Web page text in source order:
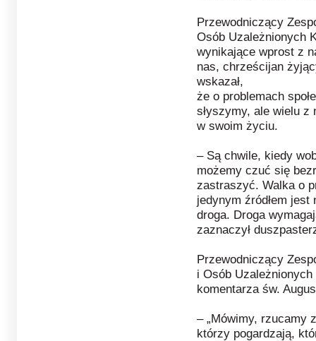
Przewodniczący
Osób Uzależnionych
wynikające wprost z
nas, chrześcijan
wskazał,
że o problemach
słyszymy, ale wielu
w swoim życiu.
– Są chwile, kiedy
możemy czuć się
zastraszyć. Walka o
jedynym źródłem jest
droga. Droga
zaznaczył
Przewodniczący
i Osób Uzależnionych
komentarza św.
– „Mówimy, rzucamy
którzy pogardzają,